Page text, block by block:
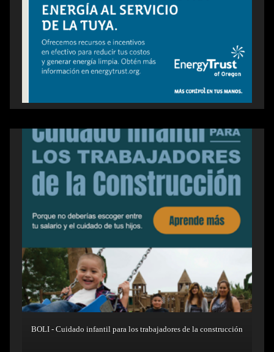
BOLI - Cuidado infantil para los trabajadores de la construcción